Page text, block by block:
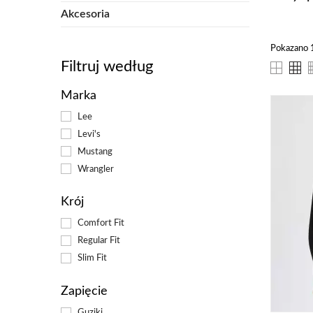
Akcesoria
Filtruj według
Marka
Lee
Levi's
Mustang
Wrangler
Krój
Comfort Fit
Regular Fit
Slim Fit
Zapięcie
Pokazano